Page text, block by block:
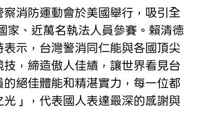
消防運動會於美國舉行，吸引全
家、近萬名執法人員參賽。賴清德
示，台灣警消同仁能與各國頂尖
，締造傲人佳績，讓世界看見台
絕佳體能和精湛實力，每一位都
」，代表國人表達最深的感謝與